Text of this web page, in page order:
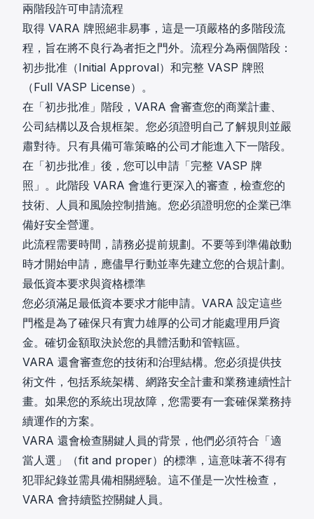
兩階段許可申請流程
取得 VARA 牌照絕非易事，這是一項嚴格的多階段流
程，旨在將不良行為者拒之門外。流程分為兩個階段：
初步批准（Initial Approval）和完整 VASP 牌照
（Full VASP License）。
在「初步批准」階段，VARA 會審查您的商業計畫、
公司結構以及合規框架。您必須證明自己了解規則並嚴
肅對待。只有具備可靠策略的公司才能進入下一階段。
在「初步批准」後，您可以申請「完整 VASP 牌
照」。此階段 VARA 會進行更深入的審查，檢查您的
技術、人員和風險控制措施。您必須證明您的企業已準
備好安全營運。
此流程需要時間，請務必提前規劃。不要等到準備啟動
時才開始申請，應儘早行動並率先建立您的合規計劃。
最低資本要求與資格標準
您必須滿足最低資本要求才能申請。VARA 設定這些
門檻是為了確保只有實力雄厚的公司才能處理用戶資
金。確切金額取決於您的具體活動和管轄區。
VARA 還會審查您的技術和治理結構。您必須提供技
術文件，包括系統架構、網路安全計畫和業務連續性計
畫。如果您的系統出現故障，您需要有一套確保業務持
續運作的方案。
VARA 還會檢查關鍵人員的背景，他們必須符合「適
當人選」（fit and proper）的標準，這意味著不得有
犯罪紀錄並需具備相關經驗。這不僅是一次性檢查，
VARA 會持續監控關鍵人員。